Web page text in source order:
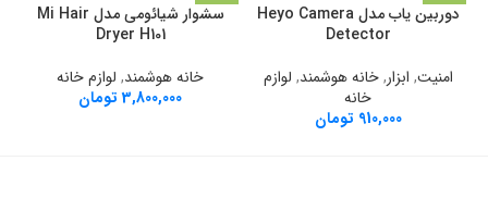
دوربین یاب مدل Heyo Camera
Detector
امنیت, ابزار,خانه هوشمند, لوازم
خانه
910,000 تومان
سشوار شیائومی مدل Mi Hair
Dryer H101
خانه هوشمند, لوازم خانه
3,800,000 تومان